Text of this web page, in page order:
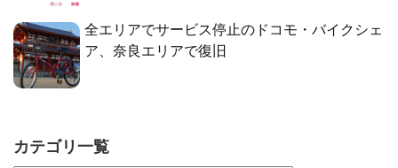
全エリアでサービス停止のドコモ・バイクシェ
ア、奈良エリアで復旧
カテゴリ一覧